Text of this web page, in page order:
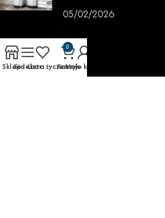
05/02/2026
SKLEP
O sklepie
SklepSidebarLista życzeń
0
Koszyk
Moje konto